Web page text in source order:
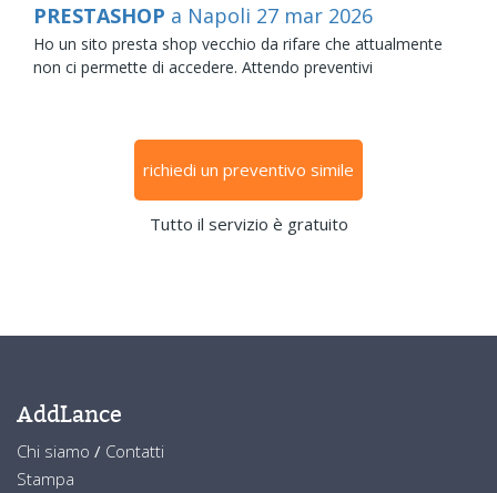
PRESTASHOP a Napoli 27 mar 2026
Ho un sito presta shop vecchio da rifare che attualmente
non ci permette di accedere. Attendo preventivi
richiedi un preventivo simile
Tutto il servizio è gratuito
AddLance
Chi siamo / Contatti
Stampa